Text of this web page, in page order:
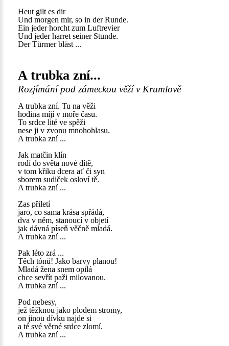
Heut gilt es dir
Und morgen mir, so in der Runde.
Ein jeder horcht zum Luftrevier
Und jeder harret seiner Stunde.
Der Türmer bläst ...
A trubka zní...
Rozjímání pod zámeckou věží v Krumlově
A trubka zní. Tu na věži
hodina míjí v moře času.
To srdce lité ve spěži
nese ji v zvonu mnohohlasu.
A trubka zní ...
Jak matčin klín
rodí do světa nové dítě,
v tom křiku dcera ať či syn
sborem sudiček osloví tě.
A trubka zní ...
Zas přiletí
jaro, co sama krása spřádá,
dva v něm, stanoucí v objetí
jak dávná píseň věčně mladá.
A trubka zní ...
Pak léto zrá ...
Těch tónů! Jako barvy planou!
Mladá žena snem opilá
chce sevřít paži milovanou.
A trubka zní ...
Pod nebesy,
jež těžknou jako plodem stromy,
on jinou dívku najde si
a té své věrné srdce zlomí.
A trubka zní ...